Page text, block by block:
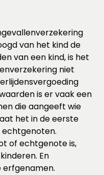
van het kind de
van een kind, is het
niet
is er vaak een
die aangeeft wie
het in de eerste
of echtgenote is,
En
erfgenamen.